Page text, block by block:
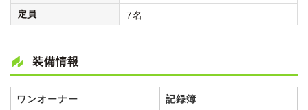
定員 7名
装備情報
ワンオーナー 記録簿